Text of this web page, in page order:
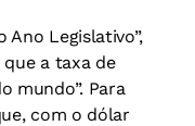
Ano Legislativo”,
que a taxa de
mundo”. Para
com o dólar